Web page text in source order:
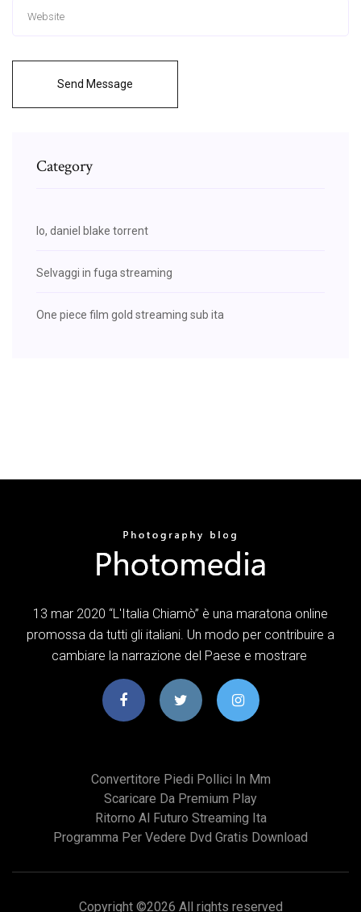
Send Message
Category
Io, daniel blake torrent
Selvaggi in fuga streaming
One piece film gold streaming sub ita
13 mar 2020 “L'Italia Chiamò” è una maratona online
promossa da tutti gli italiani. Un modo per contribuire a
cambiare la narrazione del Paese e mostrare
Convertitore Piedi Pollici In Mm
Scaricare Da Premium Play
Ritorno Al Futuro Streaming Ita
Programma Per Vedere Dvd Gratis Download
Copyright ©2026 All rights reserved